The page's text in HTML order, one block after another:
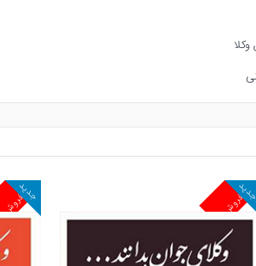
پرفروش
جدید پرفروش
جدید